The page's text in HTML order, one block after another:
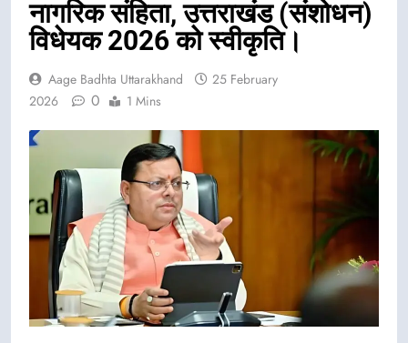
नागरिक संहिता, उत्तराखंड (संशोधन)
विधेयक 2026 को स्वीकृति।
Aage Badhta Uttarakhand
25 February
2026
0 1 Mins